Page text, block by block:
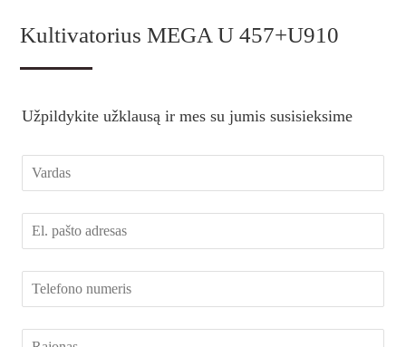
Kultivatorius MEGA U 457+U910
Užpildykite užklausą ir mes su jumis susisieksime